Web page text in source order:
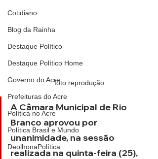
Cotidiano
Blog da Rainha
Destaque Político
Destaque Político Home
Governo do Acre
Prefeituras do Acre
Política no Acre
Política Brasil e Mundo
DeolhonaPolítica
foto reprodução
A Câmara Municipal de Rio
Branco aprovou por
unanimidade, na sessão
realizada na quinta-feira (25),